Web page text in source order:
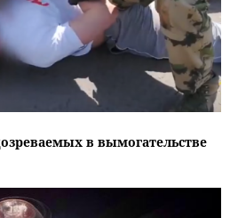
в вымогательстве